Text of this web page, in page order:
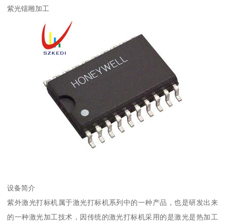
紫光镭雕加工
设备简介
紫外激光打标机属于激光打标机系列中的一种产品，也是研发出来
的一种激光加工技术，因传统的激光打标机采用的是激光是热加工